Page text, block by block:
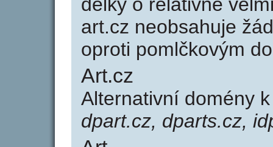
art.cz neobsahuje
oproti pomlčkovým
Art.cz
Alternativní domény
dpart.cz, dparts.cz,